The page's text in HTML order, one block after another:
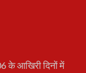
के आखिरी दिनों में